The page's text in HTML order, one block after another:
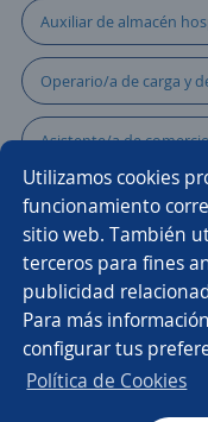
Utilizamos cookies
funcionamiento
sitio web. También
terceros para fines
publicidad
Para más
configurar tus
Política de Cookies
Auxiliar de almacén
Operario/a de carga y
Asistente/a de
Auxiliar de almacén
Auxiliar de almacén y
Auxiliar inventario
Auxiliar de almacén y
Buscar
CT App